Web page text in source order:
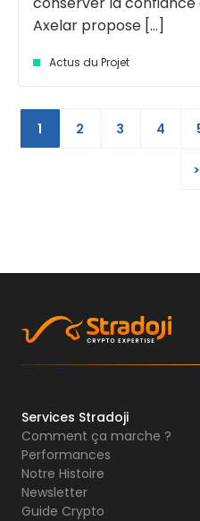
Axelar propose [...]
Actus du Projet
1 2 3 4
Services Stradoji
Comment ça marche ?
Performances
Notre Histoire
Newsletter
Guide Crypto